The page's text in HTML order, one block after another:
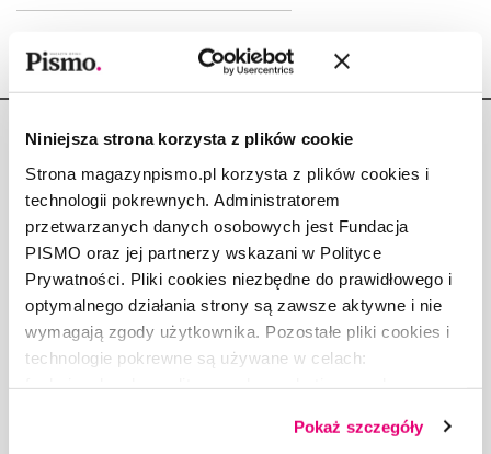
Niniejsza strona korzysta z plików cookie
Strona magazynpismo.pl korzysta z plików cookies i
technologii pokrewnych. Administratorem
przetwarzanych danych osobowych jest Fundacja
PISMO oraz jej partnerzy wskazani w Polityce
Prywatności. Pliki cookies niezbędne do prawidłowego i
optymalnego działania strony są zawsze aktywne i nie
wymagają zgody użytkownika. Pozostałe pliki cookies i
technologie pokrewne są używane w celach:
dobrowolną zgodę na pliki cookies i technologie
Pokaż szczegóły
Copyright © Fundacja Pismo
O „PIŚMIE”
ABOUT PISMO
FACT-CHECKING W „PIŚMIE”